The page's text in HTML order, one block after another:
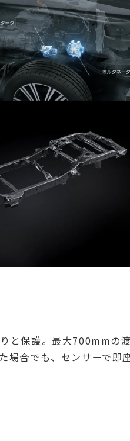
と保護。最大700mmの
場合でも、センサーで即